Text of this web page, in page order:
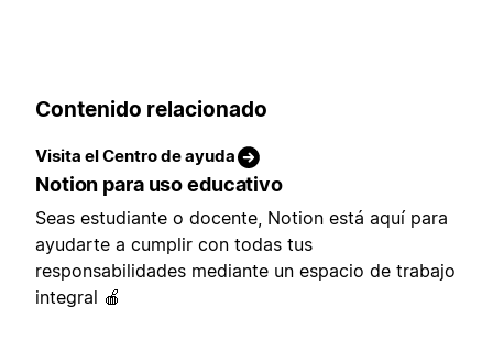
Contenido relacionado
Visita el Centro de ayuda
Notion para uso educativo
Seas estudiante o docente, Notion está aquí para
ayudarte a cumplir con todas tus
responsabilidades mediante un espacio de trabajo
integral 🍎